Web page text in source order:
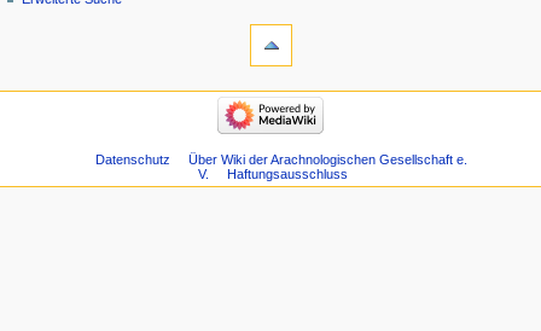
Datenschutz
Über Wiki der Arachnologischen Gesellschaft e.
V.
Haftungsausschluss